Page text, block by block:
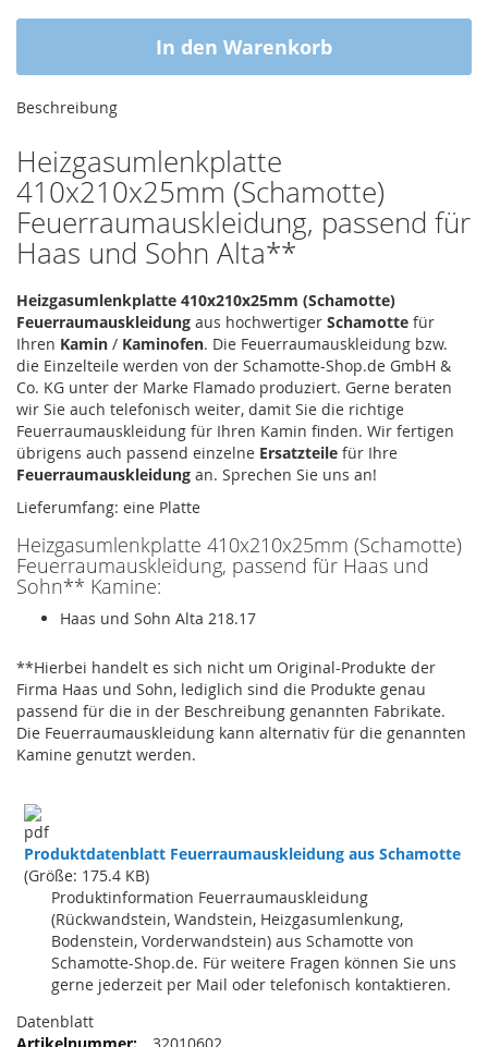
In den Warenkorb
Beschreibung
Heizgasumlenkplatte
410x210x25mm (Schamotte)
Feuerraumauskleidung, passend für
Haas und Sohn Alta**
Heizgasumlenkplatte 410x210x25mm (Schamotte)
Feuerraumauskleidung aus hochwertiger Schamotte für
Ihren Kamin / Kaminofen. Die Feuerraumauskleidung bzw.
die Einzelteile werden von der Schamotte-Shop.de GmbH &
Co. KG unter der Marke Flamado produziert. Gerne beraten
wir Sie auch telefonisch weiter, damit Sie die richtige
Feuerraumauskleidung für Ihren Kamin finden. Wir fertigen
übrigens auch passend einzelne Ersatzteile für Ihre
Feuerraumauskleidung an. Sprechen Sie uns an!
Lieferumfang: eine Platte
Heizgasumlenkplatte 410x210x25mm (Schamotte)
Feuerraumauskleidung, passend für Haas und
Sohn** Kamine:
Haas und Sohn Alta 218.17
**Hierbei handelt es sich nicht um Original-Produkte der
Firma Haas und Sohn, lediglich sind die Produkte genau
passend für die in der Beschreibung genannten Fabrikate.
Die Feuerraumauskleidung kann alternativ für die genannten
Kamine genutzt werden.
Produktdatenblatt Feuerraumauskleidung aus Schamotte
(Größe: 175.4 KB)
Produktinformation Feuerraumauskleidung
(Rückwandstein, Wandstein, Heizgasumlenkung,
Bodenstein, Vorderwandstein) aus Schamotte von
Schamotte-Shop.de. Für weitere Fragen können Sie uns
gerne jederzeit per Mail oder telefonisch kontaktieren.
Datenblatt